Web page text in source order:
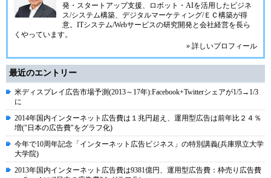
発・スタートアップ支援、ロボット・AIを活用したビジネ
ス/システム構築、デジタルマーケティング/ＥＣ構築が得
意。ITシステム/Webサービスの研究開発と会社経営を長ら
くやっています。
» 詳しいプロフィール
最近のエントリー
米ディスプレイ広告市場予測(2013～17年):Facebook+Twitterシェアが1/5→1/3
に
2014年国内インターネット広告費は１兆円超え、運用型広告は前年比２４％
増("日本の広告費"をグラフ化)
今年で10周年記念「インターネット広告ビジネス」の特別講義(兵庫県立大学
大学院)
2013年国内インターネット広告費は9381億円、運用型広告費：枠売り広告費